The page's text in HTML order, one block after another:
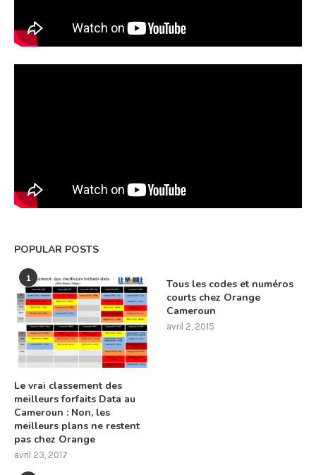
POPULAR POSTS
1
Le vrai classement des
meilleurs forfaits Data au
Cameroun : Non, les
meilleurs plans ne restent
pas chez Orange
avril 23, 2017
Tous les codes et numéros
courts chez Orange
Cameroun
avril 2, 2015